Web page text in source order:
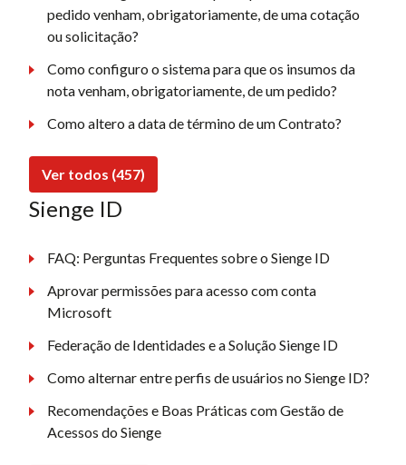
pedido venham, obrigatoriamente, de uma cotação
ou solicitação?
Como configuro o sistema para que os insumos da
nota venham, obrigatoriamente, de um pedido?
Como altero a data de término de um Contrato?
Ver todos (457)
Sienge ID
FAQ: Perguntas Frequentes sobre o Sienge ID
Aprovar permissões para acesso com conta
Microsoft
Federação de Identidades e a Solução Sienge ID
Como alternar entre perfis de usuários no Sienge ID?
Recomendações e Boas Práticas com Gestão de
Acessos do Sienge